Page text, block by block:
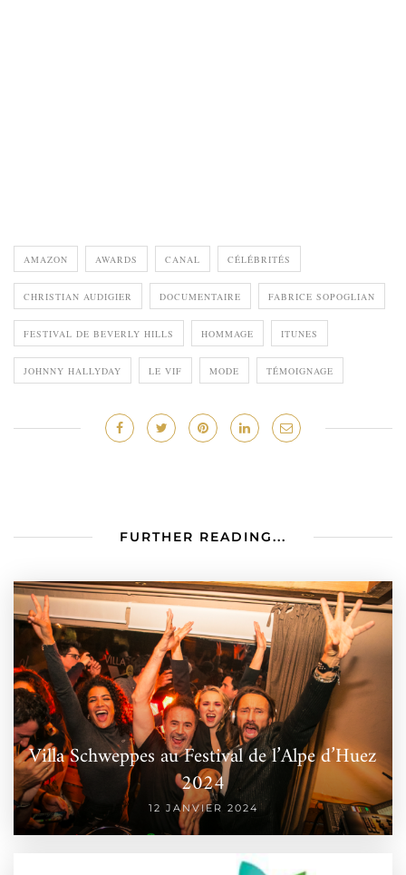
AMAZON AWARDS CANAL CÉLÉBRITÉS
CHRISTIAN AUDIGIER DOCUMENTAIRE FABRICE SOPOGLIAN
FESTIVAL DE BEVERLY HILLS HOMMAGE ITUNES
JOHNNY HALLYDAY LE VIF MODE TÉMOIGNAGE
FURTHER READING...
Villa Schweppes au Festival de l’Alpe d’Huez
2024
12 JANVIER 2024